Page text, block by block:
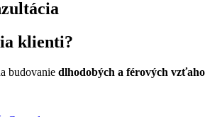
klienti?
budovanie dlhodobých a férových